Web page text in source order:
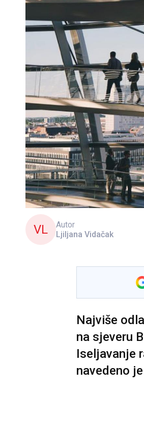
VL
Autor
Ljiljana Vidačak
Najviše
na sjeveru
Iseljavanje
navedeno